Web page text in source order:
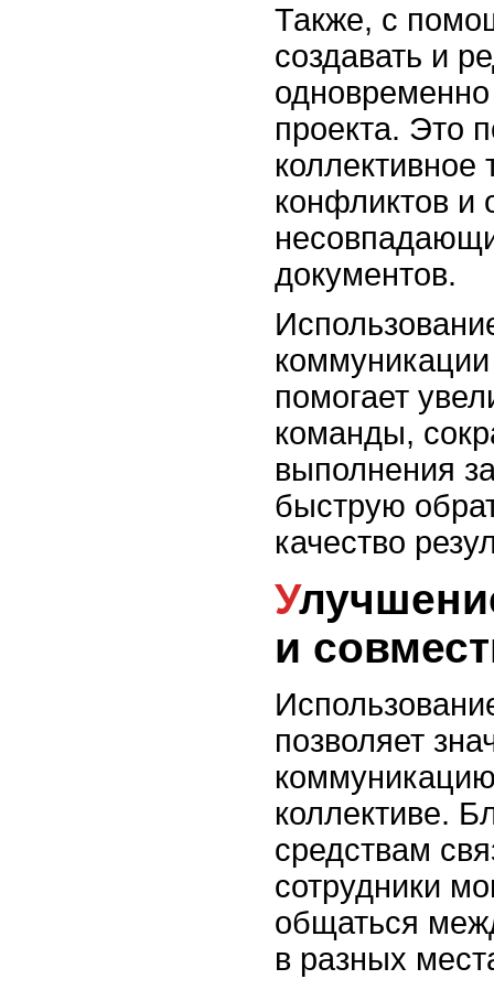
Также, с
создавать и
проекта. Это
коллективное
конфликтов и
документов.
помогает
команды,
выполнения
быструю
качество
Улучшение коммуникации
и
позволяет
коллективе.
средствам
сотрудники
общаться
в разных